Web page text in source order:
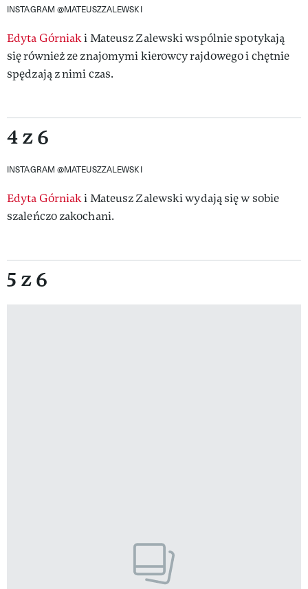
INSTAGRAM @MATEUSZZALEWSKI
Edyta Górniaki Mateusz Zalewski wspólnie spotykają
się również ze znajomymi kierowcy rajdowego i chętnie
spędzają z nimi czas.
4 z 6
INSTAGRAM @MATEUSZZALEWSKI
Edyta Górniaki Mateusz Zalewski wydają się w sobie
szaleńczo zakochani.
5 z 6